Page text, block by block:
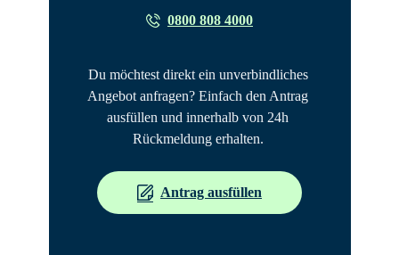
0800 808 4000
Du möchtest direkt ein unverbindliches
Angebot anfragen? Einfach den Antrag
ausfüllen und innerhalb von 24h
Rückmeldung erhalten.
Antrag ausfüllen